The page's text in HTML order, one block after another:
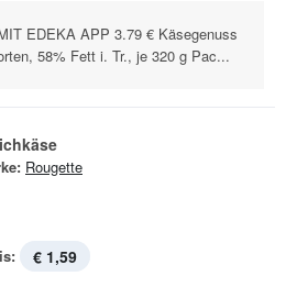
EDEKA APP 3.79 € Käsegenuss
58% Fett i. Tr., je 320 g Pac...
Rougette
€ 1,59